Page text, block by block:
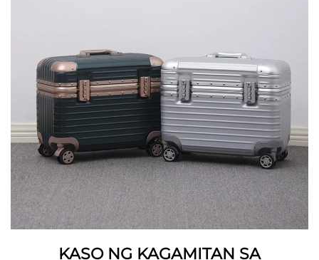
KASO NG KAGAMITAN SA